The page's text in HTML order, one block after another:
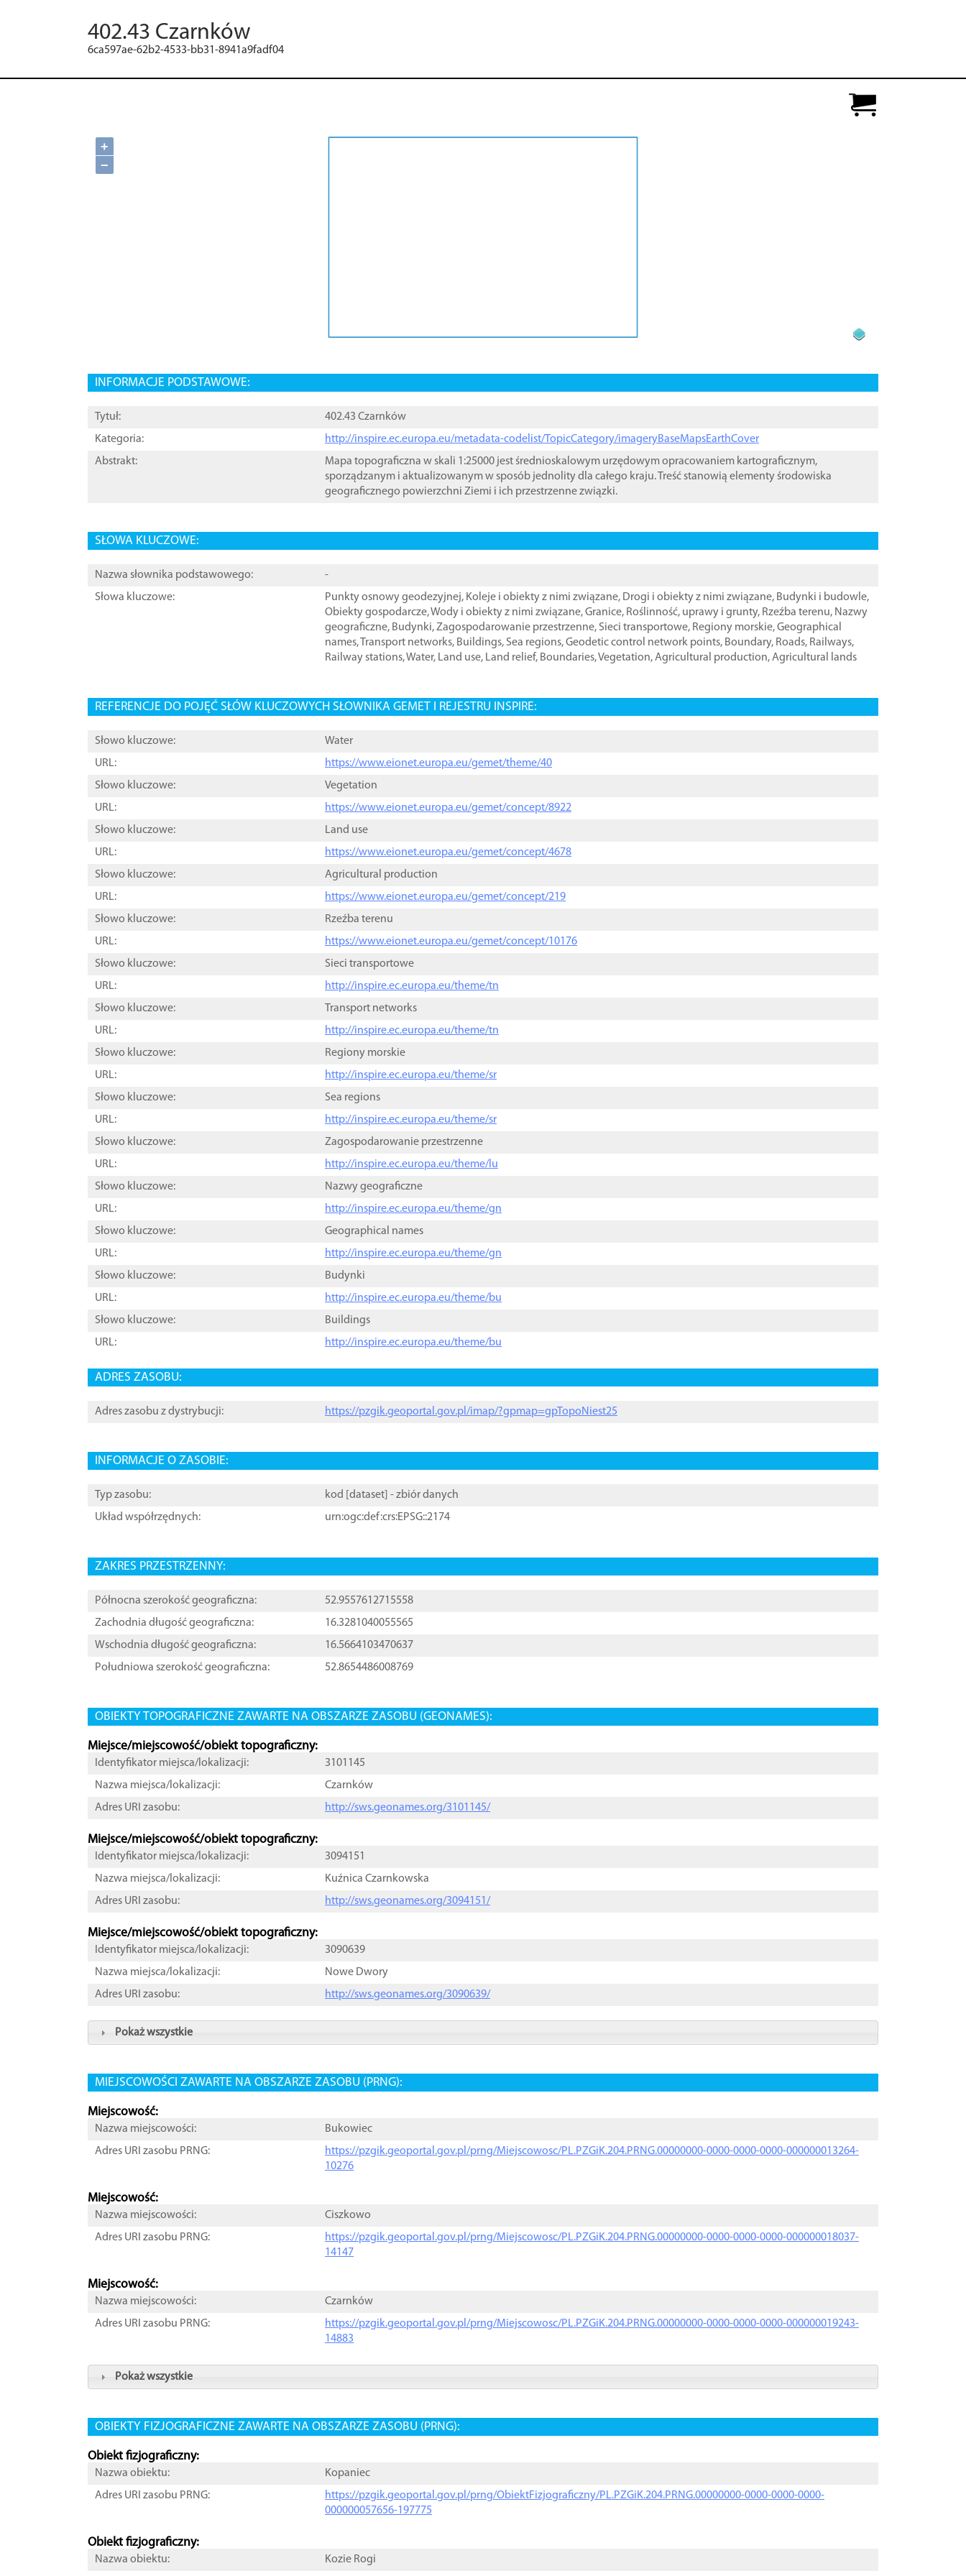
402.43 Czarnków
6ca597ae-62b2-4533-bb31-8941a9fadf04
+
−
INFORMACJE PODSTAWOWE:
Tytuł:
402.43 Czarnków
Kategoria:
http://inspire.ec.europa.eu/metadata-codelist/TopicCategory/imageryBaseMapsEarthCover
Abstrakt:
Mapa topograficzna w skali 1:25000 jest średnioskalowym urzędowym opracowaniem kartograficznym,
sporządzanym i aktualizowanym w sposób jednolity dla całego kraju. Treść stanowią elementy środowiska
geograficznego powierzchni Ziemi i ich przestrzenne związki.
SŁOWA KLUCZOWE:
Nazwa słownika podstawowego:
-
Słowa kluczowe:
Punkty osnowy geodezyjnej, Koleje i obiekty z nimi związane, Drogi i obiekty z nimi związane, Budynki i budowle,
Obiekty gospodarcze,Wody i obiekty z nimi związane,Granice, Roślinność, uprawy i grunty, Rzeźba terenu, Nazwy
geograficzne, Budynki,Zagospodarowanie przestrzenne, Sieci transportowe, Regiony morskie,Geographical
names,Transport networks, Buildings, Sea regions,Geodetic control network points, Boundary, Roads, Railways,
Railway stations,Water, Land use, Land relief, Boundaries,Vegetation,Agricultural production,Agricultural lands
REFERENCJE DO POJĘĆ SŁÓW KLUCZOWYCH SŁOWNIKA GEMET I REJESTRU INSPIRE:
Słowo kluczowe:
Water
URL:
https://www.eionet.europa.eu/gemet/theme/40
Słowo kluczowe:
Vegetation
URL:
https://www.eionet.europa.eu/gemet/concept/8922
Słowo kluczowe:
Land use
URL:
https://www.eionet.europa.eu/gemet/concept/4678
Słowo kluczowe:
Agricultural production
URL:
https://www.eionet.europa.eu/gemet/concept/219
Słowo kluczowe:
Rzeźba terenu
URL:
https://www.eionet.europa.eu/gemet/concept/10176
Słowo kluczowe:
Sieci transportowe
URL:
http://inspire.ec.europa.eu/theme/tn
Słowo kluczowe:
Transport networks
URL:
http://inspire.ec.europa.eu/theme/tn
Słowo kluczowe:
Regiony morskie
URL:
http://inspire.ec.europa.eu/theme/sr
Słowo kluczowe:
Sea regions
URL:
http://inspire.ec.europa.eu/theme/sr
Słowo kluczowe:
Zagospodarowanie przestrzenne
URL:
http://inspire.ec.europa.eu/theme/lu
Słowo kluczowe:
Nazwy geograficzne
URL:
http://inspire.ec.europa.eu/theme/gn
Słowo kluczowe:
Geographical names
URL:
http://inspire.ec.europa.eu/theme/gn
Słowo kluczowe:
Budynki
URL:
http://inspire.ec.europa.eu/theme/bu
Słowo kluczowe:
Buildings
URL:
http://inspire.ec.europa.eu/theme/bu
ADRES ZASOBU:
Adres zasobu z dystrybucji: https://pzgik.geoportal.gov.pl/imap/?gpmap=gpTopoNiest25
INFORMACJE O ZASOBIE:
Typ zasobu: kod [ dataset ] - zbiór danych
Układ współrzędnych:
urn:ogc:def:crs:EPSG::2174
ZAKRES PRZESTRZENNY:
Północna szerokość geograficzna:
52.9557612715558
Zachodnia długość geograficzna:
16.3281040055565
Wschodnia długość geograficzna:
16.5664103470637
Południowa szerokość geograficzna:
52.8654486008769
OBIEKTY TOPOGRAFICZNE ZAWARTE NA OBSZARZE ZASOBU (GEONAMES):
Miejsce/miejscowość/obiekt topograficzny:
Identyfikator miejsca/lokalizacji:
3101145
Nazwa miejsca/lokalizacji:
Czarnków
Adres URI zasobu:
http://sws.geonames.org/3101145/
Miejsce/miejscowość/obiekt topograficzny:
Identyfikator miejsca/lokalizacji:
3094151
Nazwa miejsca/lokalizacji:
Kuźnica Czarnkowska
Adres URI zasobu:
http://sws.geonames.org/3094151/
Miejsce/miejscowość/obiekt topograficzny:
Identyfikator miejsca/lokalizacji:
3090639
Nazwa miejsca/lokalizacji:
Nowe Dwory
Adres URI zasobu:
http://sws.geonames.org/3090639/
Pokaż wszystkie
MIEJSCOWOŚCI ZAWARTE NA OBSZARZE ZASOBU (PRNG):
Miejscowość:
Nazwa miejscowości:
Bukowiec
Adres URI zasobu PRNG:
https://pzgik.geoportal.gov.pl/prng/Miejscowosc/PL.PZGiK.204.PRNG.00000000-0000-0000-0000-000000013264-
10276
Miejscowość:
Nazwa miejscowości:
Ciszkowo
Adres URI zasobu PRNG:
https://pzgik.geoportal.gov.pl/prng/Miejscowosc/PL.PZGiK.204.PRNG.00000000-0000-0000-0000-000000018037-
14147
Miejscowość:
Nazwa miejscowości:
Czarnków
Adres URI zasobu PRNG:
https://pzgik.geoportal.gov.pl/prng/Miejscowosc/PL.PZGiK.204.PRNG.00000000-0000-0000-0000-000000019243-
14883
Pokaż wszystkie
OBIEKTY FIZJOGRAFICZNE ZAWARTE NA OBSZARZE ZASOBU (PRNG):
Obiekt fizjograficzny:
Nazwa obiektu:
Kopaniec
Adres URI zasobu PRNG:
https://pzgik.geoportal.gov.pl/prng/ObiektFizjograficzny/PL.PZGiK.204.PRNG.00000000-0000-0000-0000-
000000057656-197775
Obiekt fizjograficzny:
Nazwa obiektu: Kozie Rogi